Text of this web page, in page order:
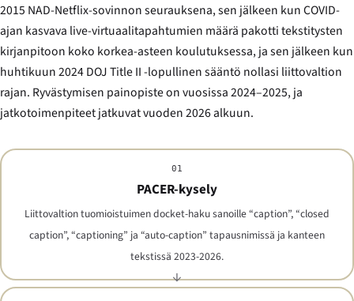
2015 NAD-Netflix-sovinnon seurauksena, sen jälkeen kun COVID-
ajan kasvava live-virtuaalitapahtumien määrä pakotti tekstitysten
kirjanpitoon koko korkea-asteen koulutuksessa, ja sen jälkeen kun
huhtikuun 2024 DOJ Title II -lopullinen sääntö nollasi liittovaltion
rajan. Ryvästymisen painopiste on vuosissa 2024–2025, ja
jatkotoimenpiteet jatkuvat vuoden 2026 alkuun.
01
PACER-kysely
Liittovaltion tuomioistuimen docket-haku sanoille “caption”, “closed
caption”, “captioning” ja “auto-caption” tapausnimissä ja kanteen
tekstissä 2023-2026.